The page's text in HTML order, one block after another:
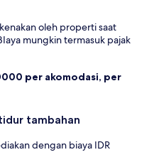
oleh properti saat
mungkin termasuk pajak
per akomodasi, per
tambahan
dengan biaya IDR